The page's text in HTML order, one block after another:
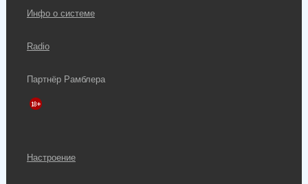
Инфо о системе
Radio
Партнёр Рамблера
Настроение